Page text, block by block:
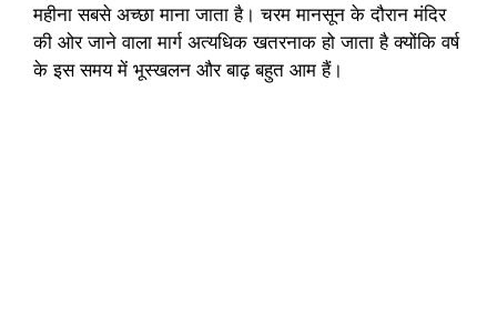
महीना सबसे अच्छा माना जाता है। चरम मानसून के दौरान मंदिर
की ओर जाने वाला मार्ग अत्यधिक खतरनाक हो जाता है क्योंकि वर्ष
के इस समय में भूस्खलन और बाढ़ बहुत आम हैं।